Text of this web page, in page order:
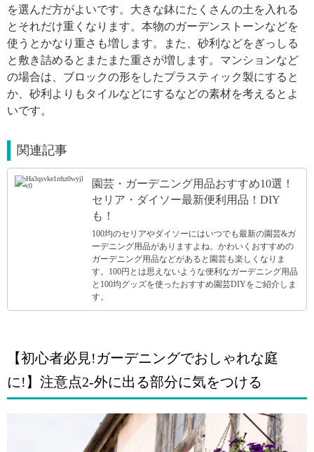
を選んだ方がよいです。大きな鉢にたくさんの土を入れる
とそれだけ重くなります。本物のガーデンストーンなどを
使うとかなり重さも増します。また、砂利などをぎっしる
と敷き詰めるとまたまた重さが増します。マンションなど
の場合は、ブロックの形をしたプラスティック製にすると
か、砂利よりもタイルなどにするなどの素材を考えるとよ
いです。
関連記事
園芸・ガーデニング用品おすすめ10選！
セリア・ダイソー最新便利用品！DIY
も！
100均のセリアやダイソーにはいつでも最新の園芸&ガ
ーデニング用品がありますよね。かわいくおすすめの
ガーデニング用品などがあると園芸も楽しくなりま
す。100円とは思えないような便利なガーデニング用品
と100均グッズを使ったおすすめ園芸DIYをご紹介しま
す。
【初心者必見!ガーデニングでおしゃれな庭
に!】注意点2-外に出る部分に気をつける